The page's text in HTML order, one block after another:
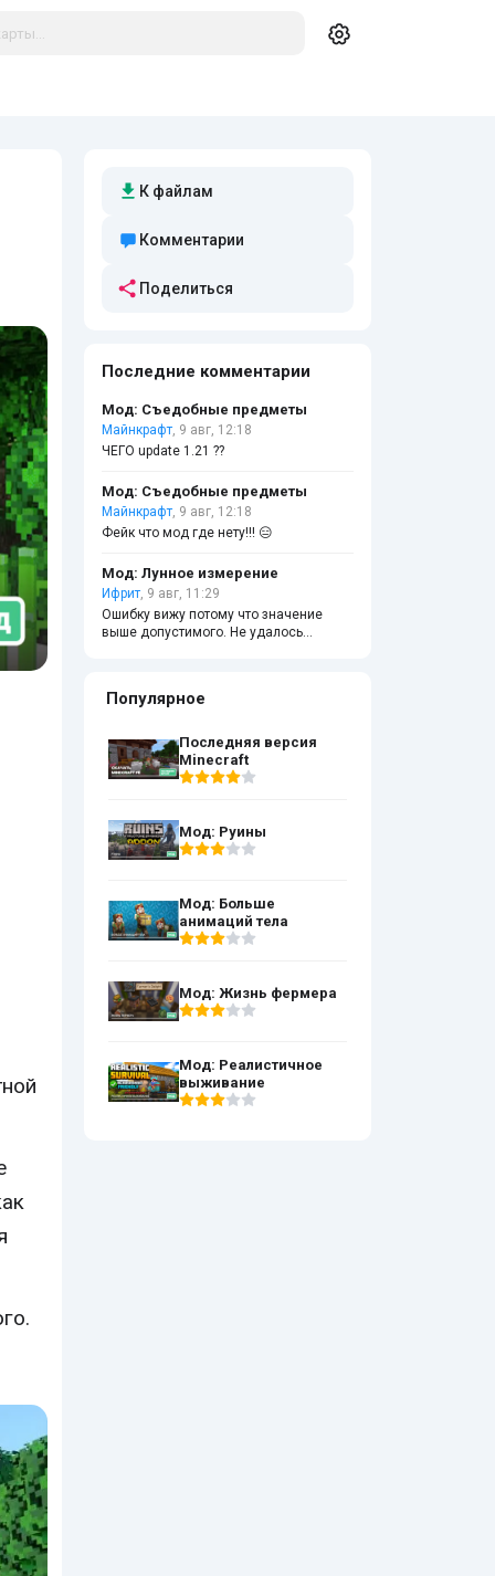
К файлам
Комментарии
Поделиться
Последние комментарии
Мод: Съедобные предметы
Майнкрафт, 9 авг, 12:18
ЧЕГО update 1.21 ??
Мод: Съедобные предметы
Майнкрафт, 9 авг, 12:18
Фейк что мод где нету!!! 😑
Мод: Лунное измерение
Ифрит, 9 авг, 11:29
Ошибку вижу потому что значение
выше допустимого. Не удалось
поддерживается и придется обновить
Популярное
Последняя версия
Minecraft
Мод: Руины
Мод: Больше
анимаций тела
Мод: Жизнь фермера
Мод: Реалистичное
выживание